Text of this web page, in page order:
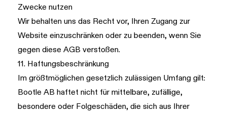
Zwecke nutzen
Wir behalten uns das Recht vor, Ihren Zugang zur
Website einzuschränken oder zu beenden, wenn Sie
gegen diese AGB verstoßen.
11. Haftungsbeschränkung
Im größtmöglichen gesetzlich zulässigen Umfang gilt:
Bootle AB haftet nicht für mittelbare, zufällige,
besondere oder Folgeschäden, die sich aus Ihrer